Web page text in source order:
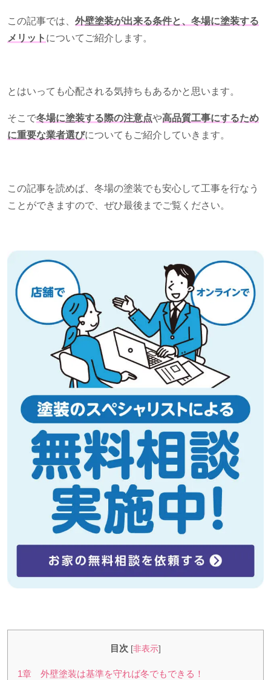
この記事では、 外壁塗装が出来る条件と、冬場に塗装する
メリット についてご紹介します。
とはいっても心配される気持ちもあるかと思います。
そこで冬場に塗装する際の注意点や高品質工事にするため
に重要な業者選びについてもご紹介していきます。
この記事を読めば、冬場の塗装でも安心して工事を行なう
ことができますので、ぜひ最後までご覧ください。
目次 [非表示]
1章 外壁塗装は基準を守れば冬でもできる！